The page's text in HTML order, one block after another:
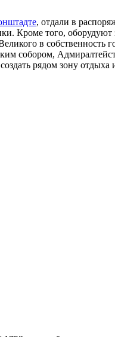
, отдали в
Кроме того, оборудуют
в собственность
собором,
рядом зону отдыха